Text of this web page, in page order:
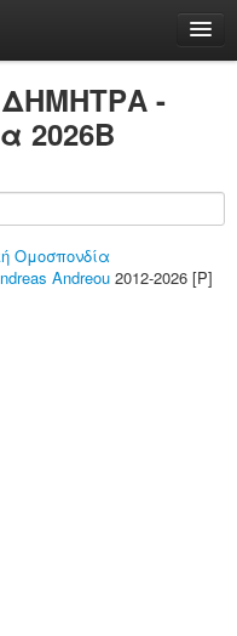
ΔΗΜΗΤΡΑ -
2026B
Ομοσπονδία
Andreou 2012-2026 [P]